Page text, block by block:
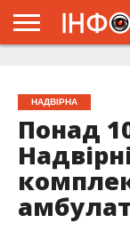
НАДВІРНА
Понад